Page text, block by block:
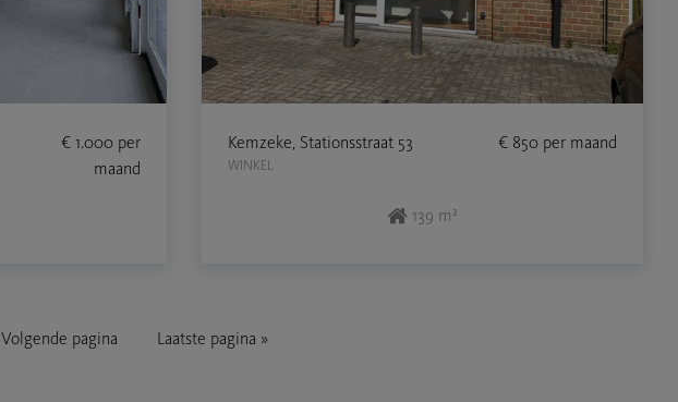
€ 1.000 per
maand
Kemzeke, Stationsstraat 53
WINKEL
€ 850 per maand
139 m²
Volgende pagina Laatste pagina »